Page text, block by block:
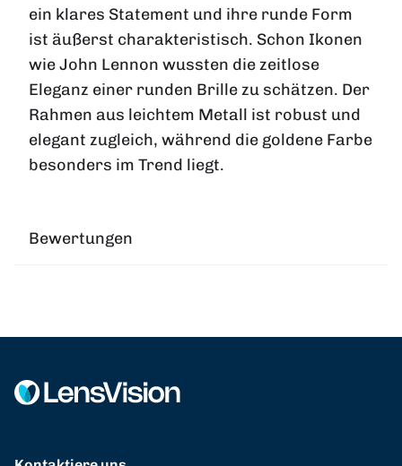
ein klares Statement und ihre runde Form
ist äußerst charakteristisch. Schon Ikonen
wie John Lennon wussten die zeitlose
Eleganz einer runden Brille zu schätzen. Der
Rahmen aus leichtem Metall ist robust und
elegant zugleich, während die goldene Farbe
besonders im Trend liegt.
Bewertungen